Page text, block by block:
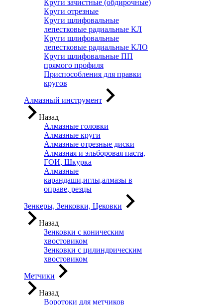
Круги зачистные (обдирочные)
Круги отрезные
Круги шлифовальные
лепестковые радиальные КЛ
Круги шлифовальные
лепестковые радиальные КЛО
Круги шлифовальные ПП
прямого профиля
Приспособления для правки
кругов
Алмазный инструмент
Назад
Алмазные головки
Алмазные круги
Алмазные отрезные диски
Алмазная и эльборовая паста,
ГОИ, Шкурка
Алмазные
карандаши,иглы,алмазы в
оправе, резцы
Зенкеры, Зенковки, Цековки
Назад
Зенковки с коническим
хвостовиком
Зенковки с цилиндрическим
хвостовиком
Метчики
Назад
Воротоки для метчиков